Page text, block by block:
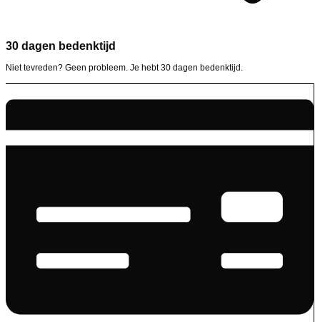
30 dagen bedenktijd
Niet tevreden? Geen probleem. Je hebt 30 dagen bedenktijd.